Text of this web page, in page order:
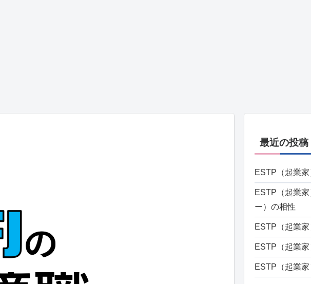
最近の投稿
ESTP（起業
ESTP（起業
ー）の相性
ESTP（起業
ESTP（起業
ESTP（起業